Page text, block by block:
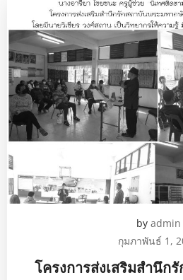
by admin
กุมภาพันธ์ 1,
โครงการส่งเสริมสำนึก